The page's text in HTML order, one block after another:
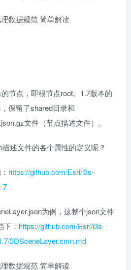
节点，即根节点root。1.7版本的
保留了shared目录和
文件（节点描述文件）。
述文件的各个属性的定义呢？
https://github.com/Esri/i3s-
为例，这整个json文件
： https://github.com/Esri/i3s-
3DSceneLayer.cmn.md